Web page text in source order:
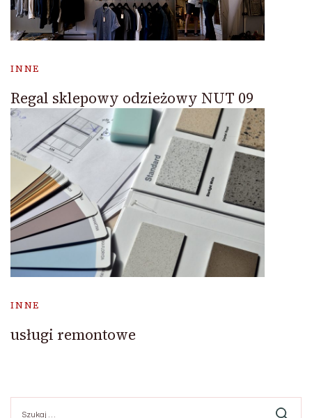
INNE
Regal sklepowy odzieżowy NUT 09
INNE
usługi remontowe